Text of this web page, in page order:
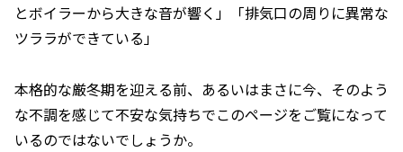
とボイラーから大きな音が響く」「排気口の周りに異常な
ツララができている」
本格的な厳冬期を迎える前、あるいはまさに今、そのよう
な不調を感じて不安な気持ちでこのページをご覧になって
いるのではないでしょうか。